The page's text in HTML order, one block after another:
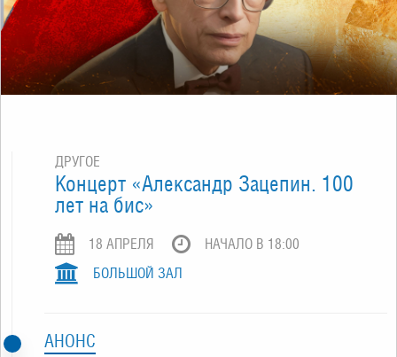
ДРУГОЕ
Концерт «Александр Зацепин. 100
лет на бис»
18 АПРЕЛЯ
НАЧАЛО В 18:00
БОЛЬШОЙ ЗАЛ
АНОНС